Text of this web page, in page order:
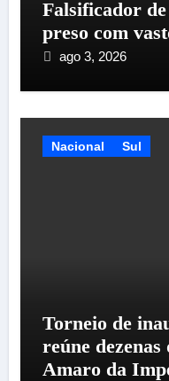
Falsificador
preso com
ago 3, 2026
Nacional Sul
Torneio de
reúne
Amaro da